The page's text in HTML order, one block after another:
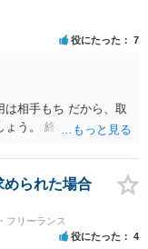
役にたった 7
相手もち だから、取
ょう。 終わります。
められた場合
フリーランス
役にたった 4